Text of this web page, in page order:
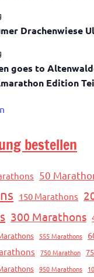
Drachenwiese
goes to
Edition
bestellen
50
150 Marathons
300 Marathons
555 Marathons
750 Marathon
950 Marathons